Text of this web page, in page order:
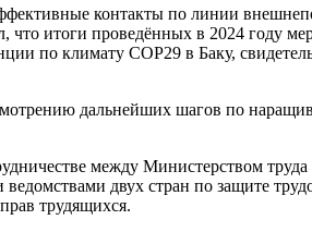
контакты по линии
итоги проведённых в 2024 году
по климату СОР29 в Баку,
дальнейших шагов по
между Министерством
двух стран по защите
трудящихся.